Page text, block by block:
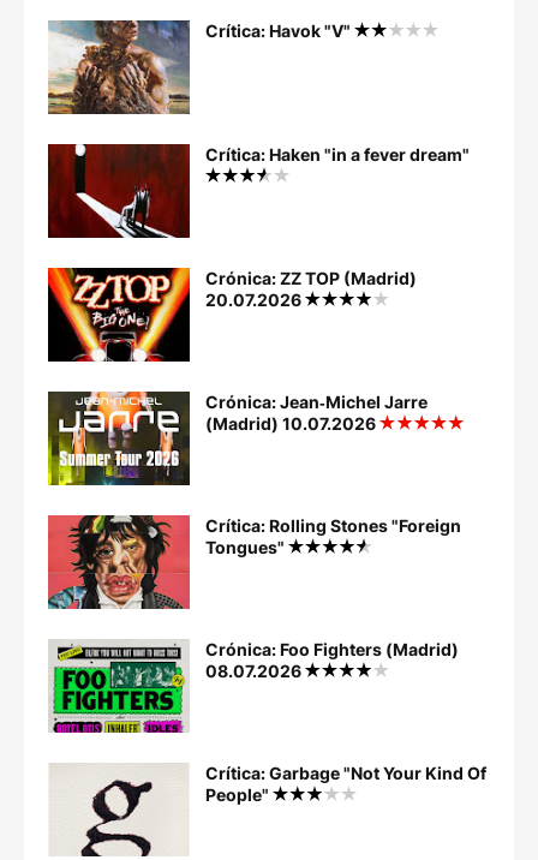
Crítica: Havok "V"
Crítica: Haken "in a fever dream"
Crónica: ZZ TOP (Madrid)
20.07.2026
Crónica: Jean‐Michel Jarre
(Madrid) 10.07.2026
Crítica: Rolling Stones "Foreign
Tongues"
Crónica: Foo Fighters (Madrid)
08.07.2026
Crítica: Garbage "Not Your Kind Of
People"